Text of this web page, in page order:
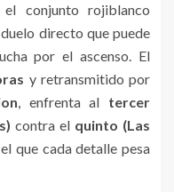
conjunto rojiblanco
directo que puede
por el ascenso. El
y retransmitido por
, enfrenta al tercer
contra el quinto (Las
que cada detalle pesa